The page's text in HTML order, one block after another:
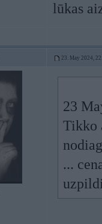
lūkas
23. May 2024,
23
Tikko
...